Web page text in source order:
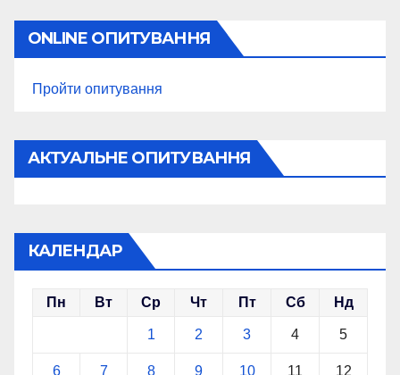
ONLINE ОПИТУВАННЯ
Пройти опитування
АКТУАЛЬНЕ ОПИТУВАННЯ
КАЛЕНДАР
Пн Вт Ср Чт Пт Сб Нд
1 2 3 4 5
6 7 8 9 10 11 12